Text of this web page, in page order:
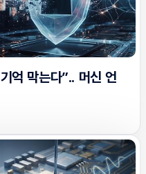
억 막는다”.. 머신 언